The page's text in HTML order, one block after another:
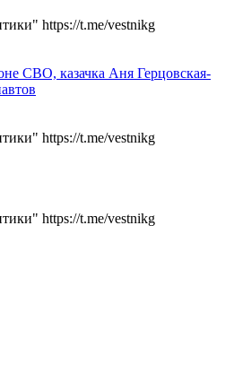
https://t.me/vestnikg
СВО, казачка Аня Герцовская-
https://t.me/vestnikg
https://t.me/vestnikg